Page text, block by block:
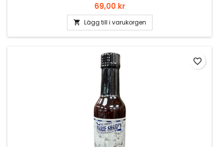
Pris
69,00 kr
 Lägg till i varukorgen
favorite_border